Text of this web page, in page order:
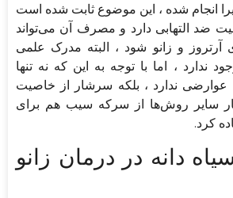
انجام شده ، این موضوع ثابت شده است
ضد التهابی دارد و مصرف آن می‌تواند
آرتروز و زانو شود ، البته مدرک علمی‌
ندارد ، اما با توجه به این که نه تنها
ندارد ، بلکه سرشار از خاصیت
سایر روش‌ها از سرکه سیب هم برای
کرد.
دانه در درمان زانو